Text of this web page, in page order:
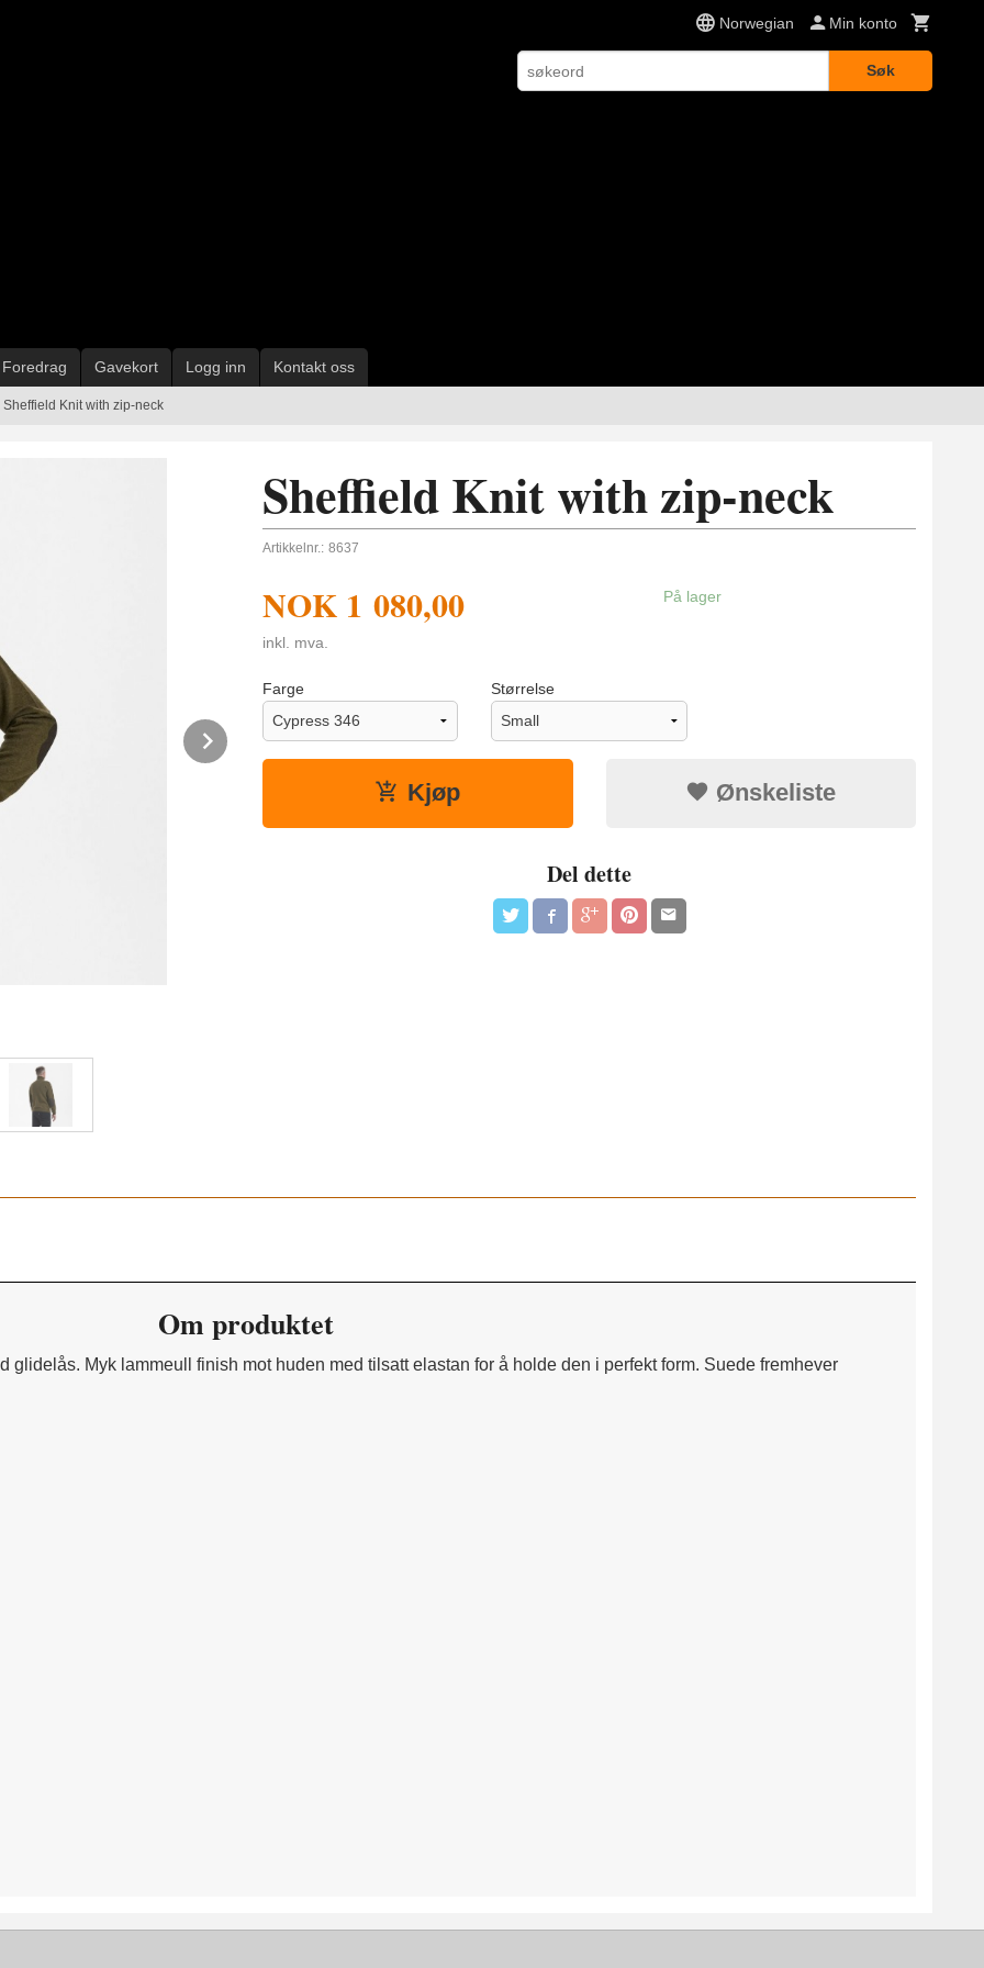
Norwegian Min konto
Søk
Foredrag Gavekort Logg inn Kontakt oss
Sheffield Knit with zip-neck
Next
Sheffield Knit with zip-neck
Artikkelnr.: 8637
NOK 1 080,00
inkl. mva.
På lager
Farge Størrelse
Kjøp Ønskeliste
Del dette
Om produktet
Myk lammeull finish mot huden med tilsatt elastan for å holde den i perfekt form. Suede fremhever